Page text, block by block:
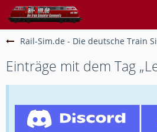
Rail-Sim.de - Die deutsche Train
Einträge mit dem Tag